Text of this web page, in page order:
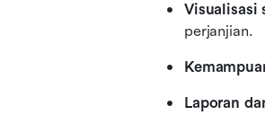
Visualisasi
perjanjian.
Laporan